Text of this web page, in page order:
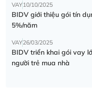
VAY10/10/2025
BIDV giới thiệu gói tín
5%/năm
VAY26/03/2025
BIDV triển khai gói vay
người trẻ mua nhà